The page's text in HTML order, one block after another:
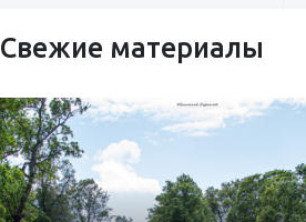
Свежие материалы